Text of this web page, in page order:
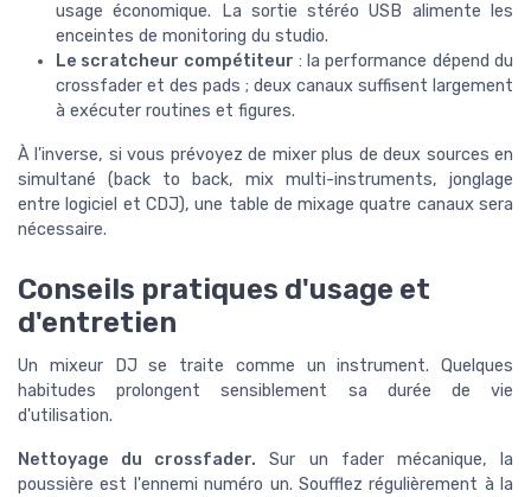
usage économique. La sortie stéréo USB alimente les
enceintes de monitoring du studio.
Le scratcheur compétiteur : la performance dépend du
crossfader et des pads ; deux canaux suffisent largement
à exécuter routines et figures.
À l'inverse, si vous prévoyez de mixer plus de deux sources en
simultané (back to back, mix multi-instruments, jonglage
entre logiciel et CDJ), une table de mixage quatre canaux sera
nécessaire.
Conseils pratiques d'usage et
d'entretien
Un mixeur DJ se traite comme un instrument. Quelques
habitudes prolongent sensiblement sa durée de vie
d'utilisation.
Nettoyage du crossfader. Sur un fader mécanique, la
poussière est l'ennemi numéro un. Soufflez régulièrement à la